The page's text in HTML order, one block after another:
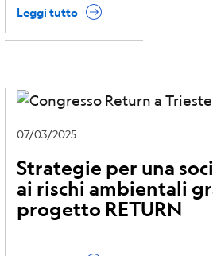
Leggi tutto
07/03/2025
Strategie per una
ai rischi ambientali
progetto RETURN